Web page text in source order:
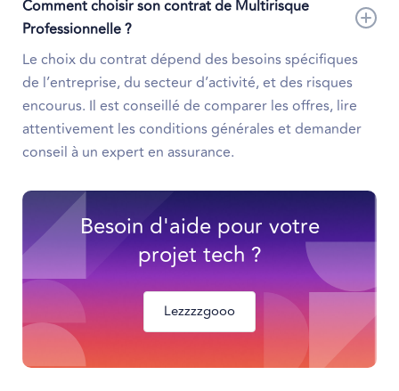
Comment choisir son contrat de Multirisque
Professionnelle ?
Le choix du contrat dépend des besoins spécifiques
de l’entreprise, du secteur d’activité, et des risques
encourus. Il est conseillé de comparer les offres, lire
attentivement les conditions générales et demander
conseil à un expert en assurance.
Besoin d'aide pour votre
projet tech ?
Lezzzzgooo